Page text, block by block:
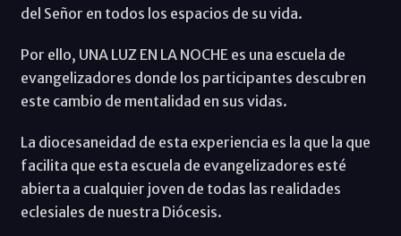
del Señor en todos los espacios de su vida.
Por ello, UNA LUZ EN LA NOCHE es una escuela de
evangelizadores donde los participantes descubren
este cambio de mentalidad en sus vidas.
La diocesaneidad de esta experiencia es la que la que
facilita que esta escuela de evangelizadores esté
abierta a cualquier joven de todas las realidades
eclesiales de nuestra Diócesis.